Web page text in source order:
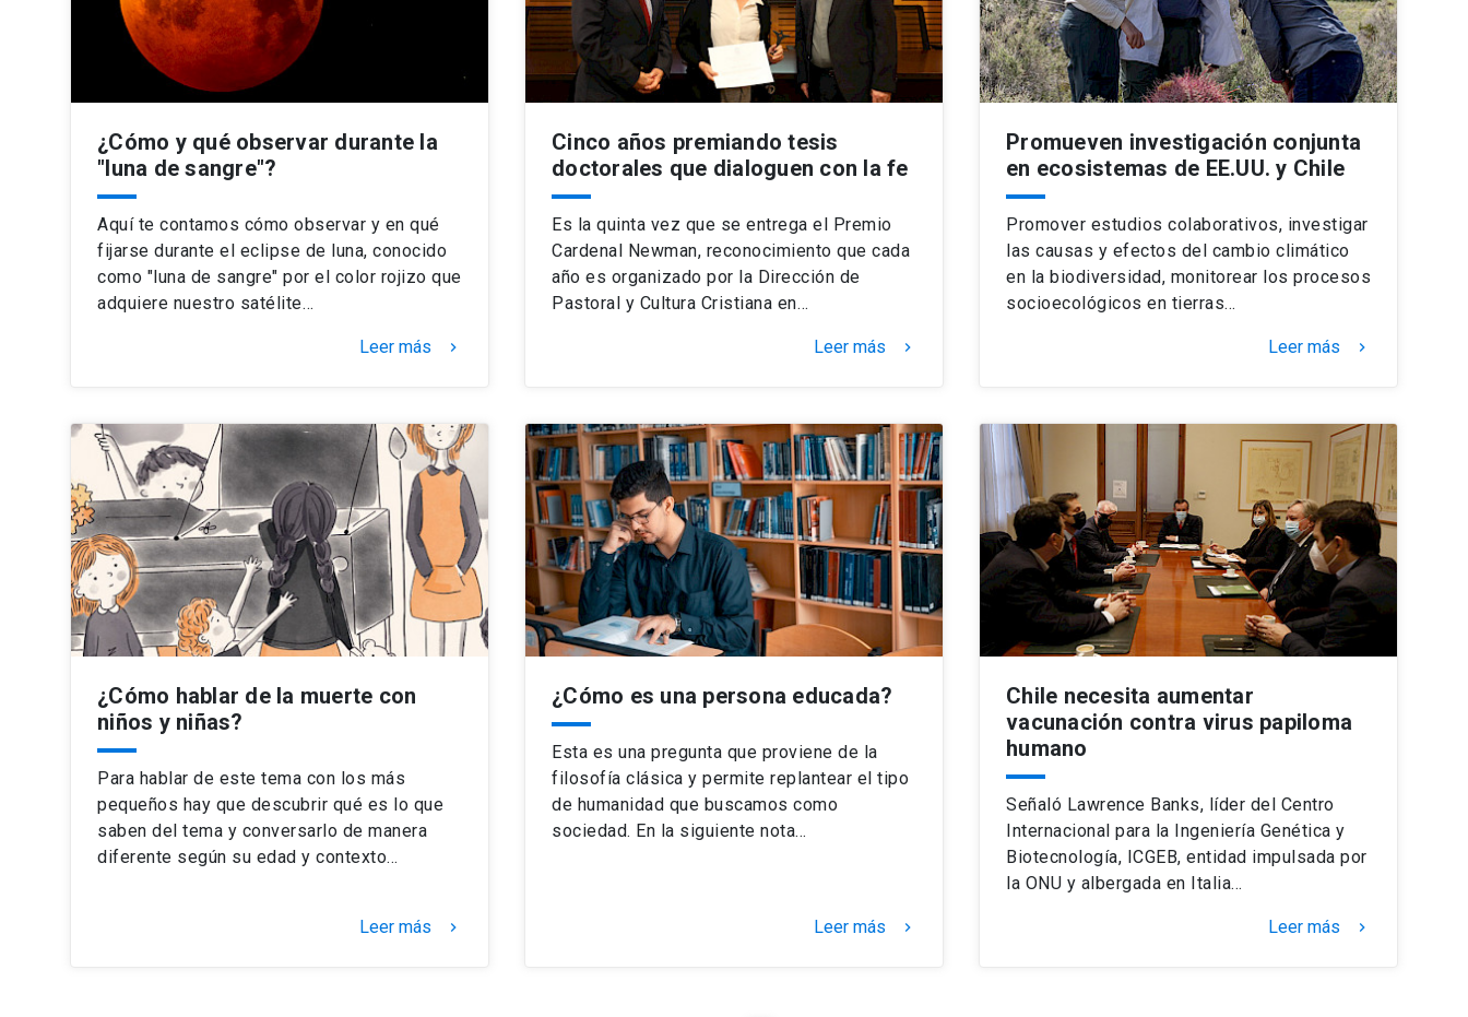
¿Cómo y qué observar durante la
"luna de sangre"?
Aquí te contamos cómo observar y en qué
fijarse durante el eclipse de luna, conocido
como "luna de sangre" por el color rojizo que
adquiere nuestro satélite…
Leer más keyboard_arrow_right
Cinco años premiando tesis
doctorales que dialoguen con la fe
Es la quinta vez que se entrega el Premio
Cardenal Newman, reconocimiento que cada
año es organizado por la Dirección de
Pastoral y Cultura Cristiana en…
Leer más keyboard_arrow_right
Promueven investigación conjunta
en ecosistemas de EE.UU. y Chile
Promover estudios colaborativos, investigar
las causas y efectos del cambio climático
en la biodiversidad, monitorear los procesos
socioecológicos en tierras…
Leer más keyboard_arrow_right
¿Cómo hablar de la muerte con
niños y niñas?
Para hablar de este tema con los más
pequeños hay que descubrir qué es lo que
saben del tema y conversarlo de manera
diferente según su edad y contexto…
Leer más keyboard_arrow_right
¿Cómo es una persona educada?
Esta es una pregunta que proviene de la
filosofía clásica y permite replantear el tipo
de humanidad que buscamos como
sociedad. En la siguiente nota…
Leer más keyboard_arrow_right
Chile necesita aumentar
vacunación contra virus papiloma
humano
Señaló Lawrence Banks, líder del Centro
Internacional para la Ingeniería Genética y
Biotecnología, ICGEB, entidad impulsada por
la ONU y albergada en Italia…
Leer más keyboard_arrow_right